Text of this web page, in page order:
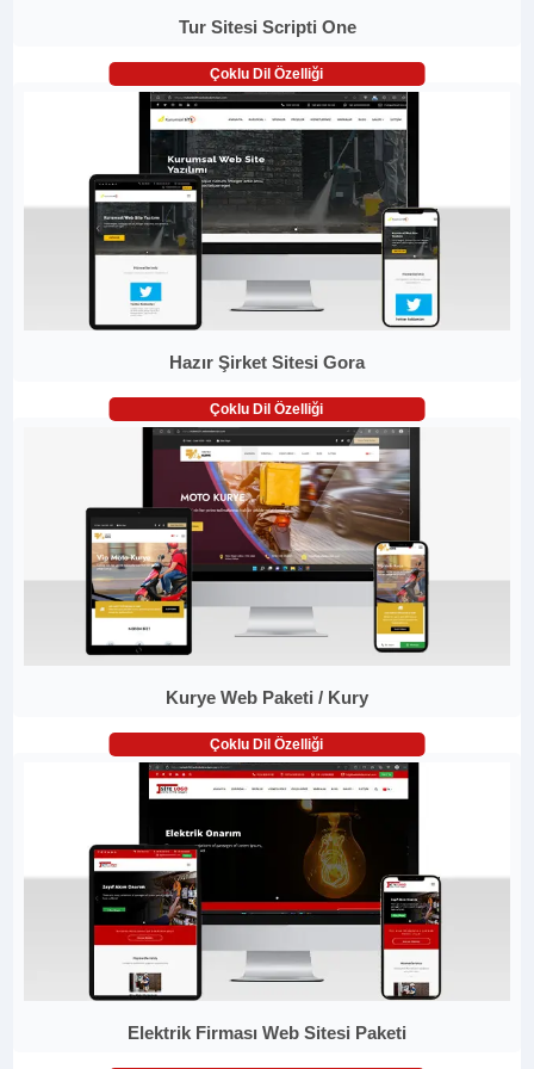
Tur Sitesi Scripti One
Çoklu Dil Özelliği
Hazır Şirket Sitesi Gora
Çoklu Dil Özelliği
Kurye Web Paketi / Kury
Çoklu Dil Özelliği
Elektrik Firması Web Sitesi Paketi